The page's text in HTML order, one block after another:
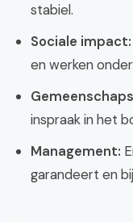
stabiel.
Sociale impact:
en werken
inspraak in het
Management:
garandeert en